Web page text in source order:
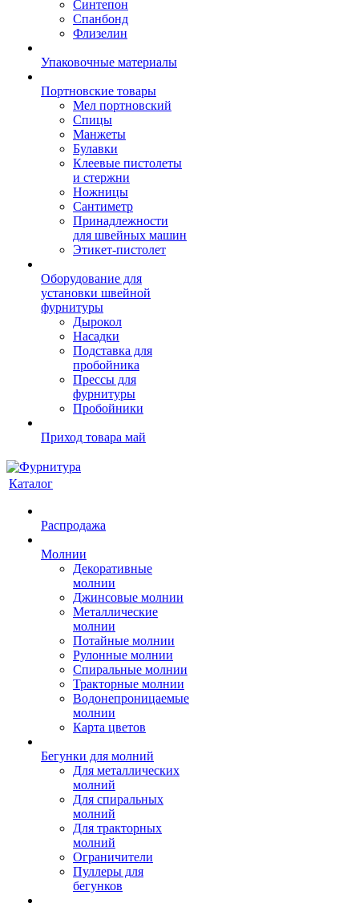
Синтепон
Спанбонд
Флизелин
Упаковочные материалы
Портновские товары
Мел портновский
Спицы
Манжеты
Булавки
Клеевые пистолеты
и стержни
Ножницы
Сантиметр
Принадлежности
для швейных машин
Этикет-пистолет
Оборудование для
установки швейной
фурнитуры
Дырокол
Насадки
Подставка для
пробойника
Прессы для
фурнитуры
Пробойники
Приход товара май
Каталог
Распродажа
Молнии
Декоративные
молнии
Джинсовые молнии
Металлические
молнии
Потайные молнии
Рулонные молнии
Спиральные молнии
Тракторные молнии
Водонепроницаемые
молнии
Карта цветов
Бегунки для молний
Для металлических
молний
Для спиральных
молний
Для тракторных
молний
Ограничители
Пуллеры для
бегунков